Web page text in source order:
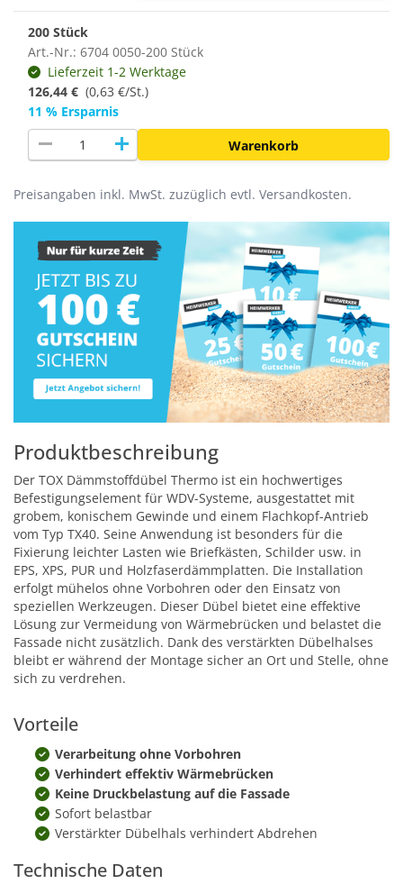
200 Stück
Art.-Nr.: 6704 0050-200 Stück
Lieferzeit 1-2 Werktage
126,44 € (0,63 €/St.)
11 % Ersparnis
remove add Warenkorb
Preisangaben inkl. MwSt. zuzüglich evtl. Versandkosten.
Produktbeschreibung
Der TOX Dämmstoffdübel Thermo ist ein hochwertiges
Befestigungselement für WDV-Systeme, ausgestattet mit
grobem, konischem Gewinde und einem Flachkopf-Antrieb
vom Typ TX40. Seine Anwendung ist besonders für die
Fixierung leichter Lasten wie Briefkästen, Schilder usw. in
EPS, XPS, PUR und Holzfaserdämmplatten. Die Installation
erfolgt mühelos ohne Vorbohren oder den Einsatz von
speziellen Werkzeugen. Dieser Dübel bietet eine effektive
Lösung zur Vermeidung von Wärmebrücken und belastet die
Fassade nicht zusätzlich. Dank des verstärkten Dübelhalses
bleibt er während der Montage sicher an Ort und Stelle, ohne
sich zu verdrehen.
Vorteile
Verarbeitung ohne Vorbohren
Verhindert effektiv Wärmebrücken
Keine Druckbelastung auf die Fassade
Sofort belastbar
Verstärkter Dübelhals verhindert Abdrehen
Technische Daten